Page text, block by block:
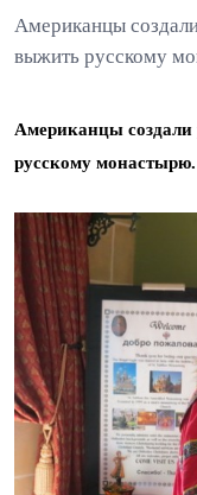
Американцы
выжить русскому
Американцы создали
русскому монастырю.